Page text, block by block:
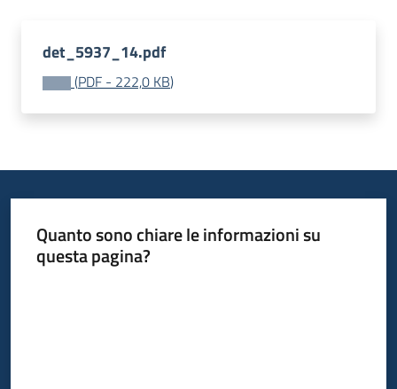
sociale
det_5937_14.pdf
(PDF - 222,0 KB)
Quanto sono chiare le informazioni su
questa pagina?